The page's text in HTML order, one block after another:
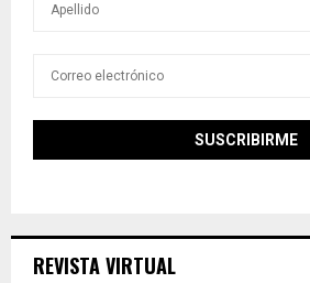
REVISTA VIRTUAL